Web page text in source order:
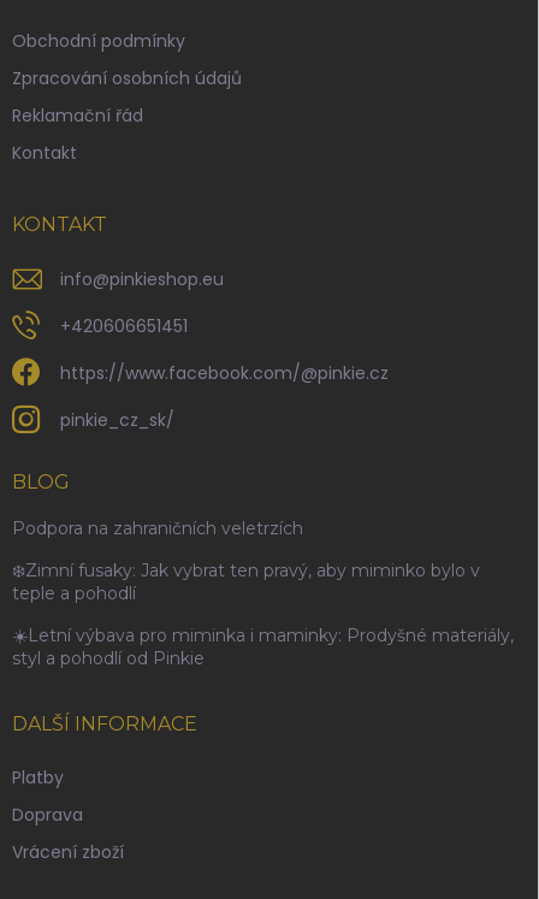
Obchodní podmínky
Zpracování osobních údajů
Reklamační řád
Kontakt
KONTAKT
info@pinkieshop.eu
+420606651451
https://www.facebook.com/@pinkie.cz
pinkie_cz_sk/
BLOG
Podpora na zahraničních veletrzích
❄️Zimní fusaky: Jak vybrat ten pravý, aby miminko bylo v
teple a pohodlí
☀️Letní výbava pro miminka i maminky: Prodyšné materiály,
styl a pohodlí od Pinkie
DALŠÍ INFORMACE
Platby
Doprava
Vrácení zboží